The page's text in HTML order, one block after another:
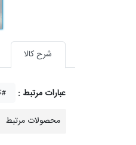
شرح کالا
عبارات مرتبط : کمک فنر کاوه#
محصولات مرتبط